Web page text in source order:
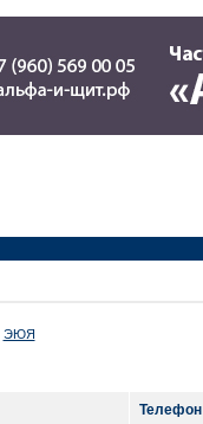
ЭЮЯ
Телефон